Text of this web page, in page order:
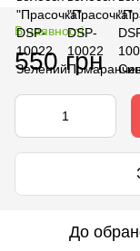
В наявності
550 грн
До